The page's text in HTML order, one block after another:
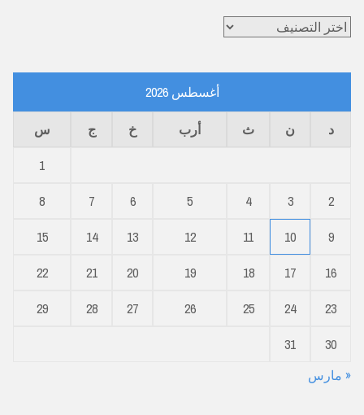
تصنيفات
أغسطس 2026
د ن ث أرب خ ج
س
1
2
3
4
5
6
7
8
9
10
11
12
13
14
15
16
17
18
19
20
21
22
23
24
25
26
27
28
29
30
31
« مارس